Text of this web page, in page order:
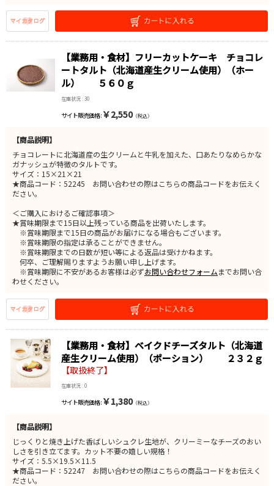
【業務用・食材】フリーカットケーキ チョコレ
ートタルト（北海道産生クリーム使用）（ホー
ル） ５６０ｇ
在庫状況 : 30
サイト販売価格 : ￥2,550（税込）
【商品説明】
チョコレートに北海道産の生クリームと牛乳を加えた、口あたりなめらかな
ガナッシュが特徴のタルトです。
サイズ：15×21×21
★商品コード：52245 お問い合わせの際はこちらの商品コードをお伝えく
ださい。
＜ご購入におけるご確認事項＞
★賞味期限まで15日以上残っている商品を出荷いたします。
※賞味期限まで15日の商品がお届けになる場合もございます。
※賞味期限の指定は承ることができません。
※賞味期限までの日数が短い等による返品は受けかねます。
何卒、ご理解賜りますようお願い申し上げます。
※賞味期限に不安があるお客様は必ずお問い合わせフォームまでお問い合
わせください。
【業務用・食材】ベイクドチーズタルト（北海道
産生クリーム使用）（ポーション） ２３２ｇ
【取扱終了】
在庫状況 : 0
サイト販売価格 : ￥1,380（税込）
【商品説明】
じっくりと焼き上げた香ばしいシュクレ生地が、クリーミーなチーズのおい
しさを引き立てます。カット不要の嬉しい規格！
サイズ：5.5×19.5×11.5
★商品コード：52247 お問い合わせの際はこちらの商品コードをお伝えく
ださい。